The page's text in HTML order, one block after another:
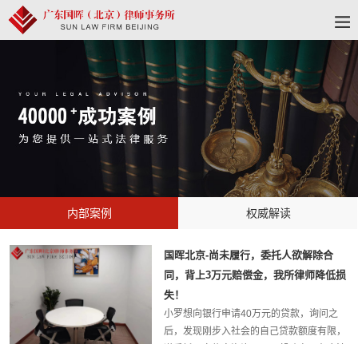
内部案例 权威解读
国晖北京-尚未履行，委托人欲解除合
同，背上3万元赔偿金，我所律师降低损
失！
小罗想向银行申请40万元的贷款，询问之
后，发现刚步入社会的自己贷款额度有限，